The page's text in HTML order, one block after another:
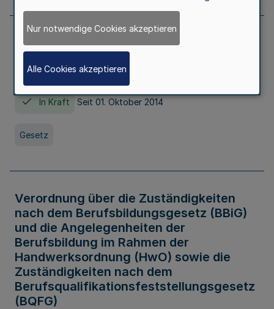
Gesetz über die Hochschulen des Landes
Nordrhein-Westfalen (Hochschulgesetz -
HG)
In Kraft Seit 01. Oktober 2014
Gesetz
Verordnung über die Zuständigkeiten
nach dem Berufsbildungsgesetz (BBiG)
und die Angelegenheiten der
Berufsbildung im Rahmen der
Handwerksordnung (HwO) sowie die
Zuständigkeiten nach dem
Berufsqualifikationsfeststellungsgesetz
(BQFG)
Nur notwendige Cookies akzeptieren
Alle Cookies akzeptieren